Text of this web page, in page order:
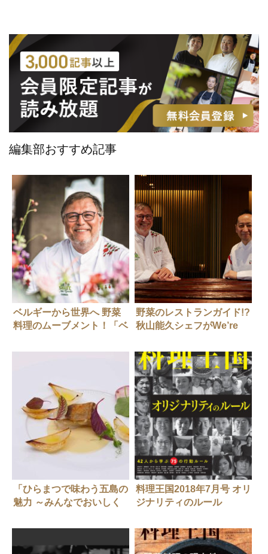
編集部おすすめ記事
ベルギーから世界へ 野菜
料理のムーブメント！「ベ
ク・フォルさんの挑戦 25
野菜のレストランガイド!?
秋山能久シェフがWe’re
Guideと野菜料理を語る
「ひらまつで味わう五島の
魅力 ～みんなでおいしく
料理王国2018年7月号 オリ
ジナリティのルール